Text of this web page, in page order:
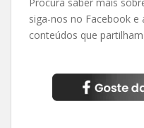
siga-nos no Facebook
conteúdos que